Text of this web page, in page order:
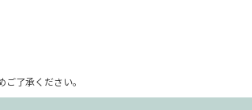
了承ください。